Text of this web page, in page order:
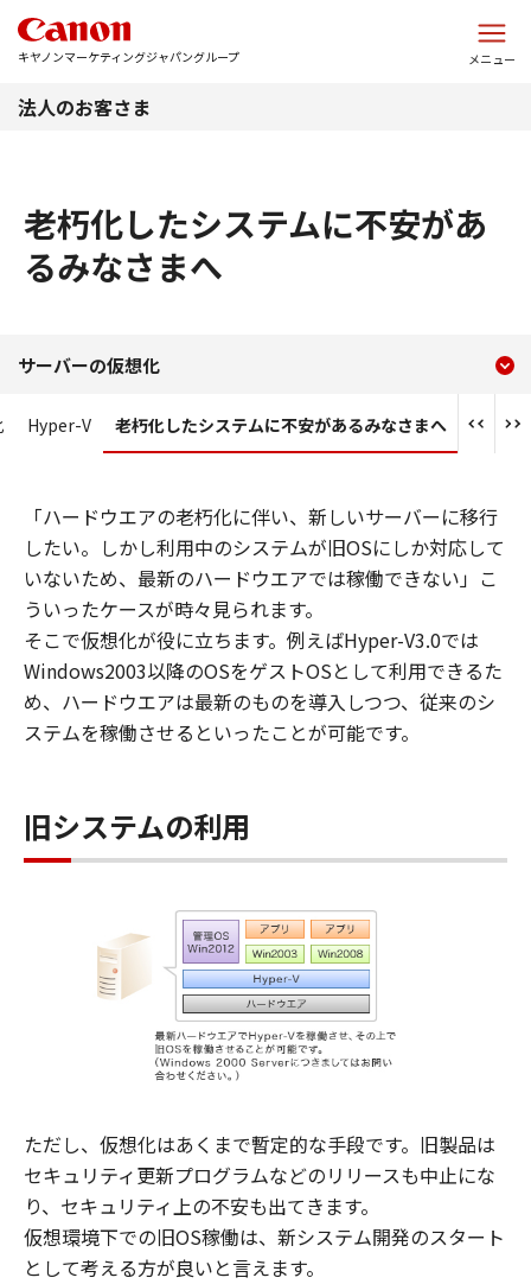
キヤノンマーケティングジャパングループ メニュー
法人のお客さま
老朽化したシステムに不安があ
るみなさまへ
老朽化したシステムに不
サーバーの仮想化
Hyper-V 老朽化したシステムに不安があるみなさまへ
「ハードウエアの老朽化に伴い、新しいサーバーに移行
したい。しかし利用中のシステムが旧OSにしか対応して
いないため、最新のハードウエアでは稼働できない」こ
ういったケースが時々見られます。
そこで仮想化が役に立ちます。例えばHyper-V3.0では
Windows2003以降のOSをゲストOSとして利用できるた
め、ハードウエアは最新のものを導入しつつ、従来のシ
ステムを稼働させるといったことが可能です。
旧システムの利用
ただし、仮想化はあくまで暫定的な手段です。旧製品は
セキュリティ更新プログラムなどのリリースも中止にな
り、セキュリティ上の不安も出てきます。
仮想環境下での旧OS稼働は、新システム開発のスタート
として考える方が良いと言えます。